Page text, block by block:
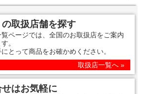
の取扱店舗を探す
ページでは、全国のお取扱店をご案内
。
とって商品をお確かめください。
取扱店一覧へ »
はお気軽に